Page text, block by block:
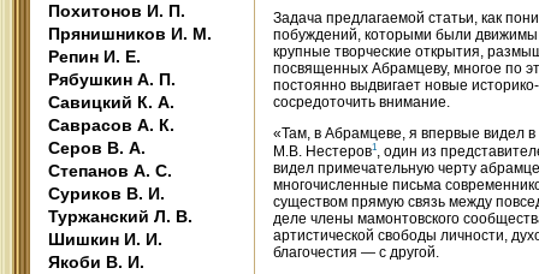
Похитонов И. П.
Прянишников И. М.
Репин И. Е.
Рябушкин А. П.
Савицкий К. А.
Саврасов А. К.
Серов В. А.
Степанов А. С.
Суриков В. И.
Туржанский Л. В.
Шишкин И. И.
Якоби В. И.
Задача предлагаемой статьи, как
побуждений, которыми были движимы
крупные творческие открытия,
посвященных Абрамцеву, многое по
постоянно выдвигает новые
сосредоточить внимание.
«Там, в Абрамцеве, я впервые видел
М.В. Нестеров1, один из
видел примечательную черту
многочисленные письма
существом прямую связь между
деле члены мамонтовского
артистической свободы личности,
благочестия — с другой.